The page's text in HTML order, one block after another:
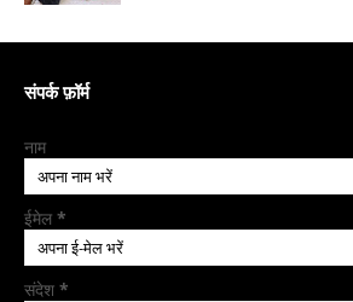
संपर्क फ़ॉर्म
नाम
ईमेल *
संदेश *